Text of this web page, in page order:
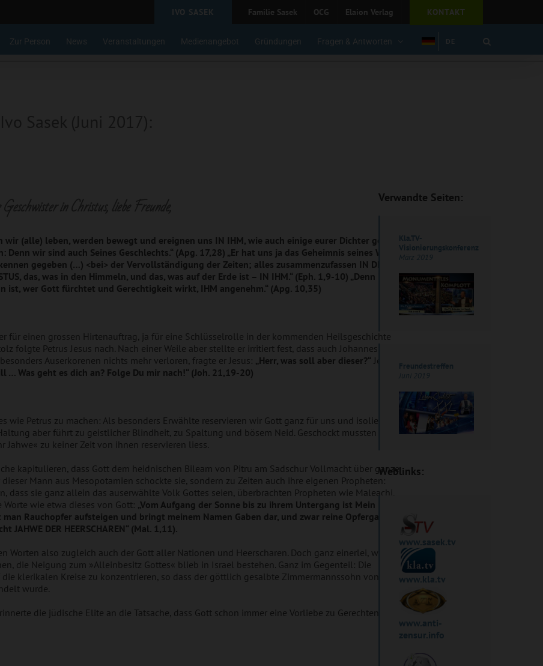
IVO SASEK Familie Sasek OCG Elaion Verlag KONTAKT
Zur Person News Veranstaltungen Medienangebot Gründungen Fragen & Antworten DE
wir (alle) leben, werden bewegt und ereignen uns IN IHM, wie auch einige eurer Dichter gesagt
Denn wir sind auch Seines Geschlechts.“ (Apg. 17,28) „Er hat uns ja das Geheimnis seines Willens
gegeben (…) <bei> der Vervollständigung der Zeiten; alles zusammenzufassen IN DEM
das, was in den Himmeln, und das, was auf der Erde ist – IN IHM.“ (Eph. 1,9-10) „Denn in jeder
ist, wer Gott fürchtet und Gerechtigkeit wirkt, IHM angenehm.“ (Apg. 10,35)
für einen grossen Hirtenauftrag, ja für eine Schlüsselrolle in der kommenden Heilsgeschichte
folgte Petrus Jesus nach. Nach einer Weile aber stellte er irritiert fest, dass auch Johannes hinter
Auserkorenen nichts mehr verloren, fragte er Jesus: „Herr, was soll aber dieser?“ Jesu
… Was geht es dich an? Folge Du mir nach!“ (Joh. 21,19-20)
wie Petrus zu machen: Als besonders Erwählte reservieren wir Gott ganz für uns und isolieren uns
aber führt zu geistlicher Blindheit, zu Spaltung und bösem Neid. Geschockt mussten schon
zu keiner Zeit von ihnen reservieren liess.
kapitulieren, dass Gott dem heidnischen Bileam von Pitru am Sadschur Vollmacht über ganze
Mann aus Mesopotamien schockte sie, sondern zu Zeiten auch ihre eigenen Propheten:
dass sie ganz allein das auserwählte Volk Gottes seien, überbrachten Propheten wie Maleachi,
Worte wie etwa dieses von Gott: „Vom Aufgang der Sonne bis zu ihrem Untergang ist Mein Name
Rauchopfer aufsteigen und bringt meinem Namen Gaben dar, und zwar reine Opfergaben.
DER HEERSCHAREN“ (Mal. 1,11).
Worten also zugleich auch der Gott aller Nationen und Heerscharen. Doch ganz einerlei, wie viele
die Neigung zum »Alleinbesitz Gottes« blieb in Israel bestehen. Ganz im Gegenteil: Die
klerikalen Kreise zu konzentrieren, so dass der göttlich gesalbte Zimmermannssohn von
wurde.
die jüdische Elite an die Tatsache, dass Gott schon immer eine Vorliebe zu Gerechten aus
Verwandte Seiten:
Kla.TV-
Visionierungskonferenz
März 2019
Freundestreffen
Juni 2019
Weblinks:
www.sasek.tv
www.kla.tv
www.anti-
zensur.info